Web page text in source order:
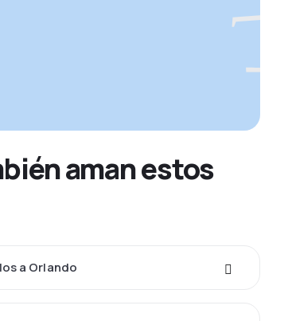
aman estos
a Orlando